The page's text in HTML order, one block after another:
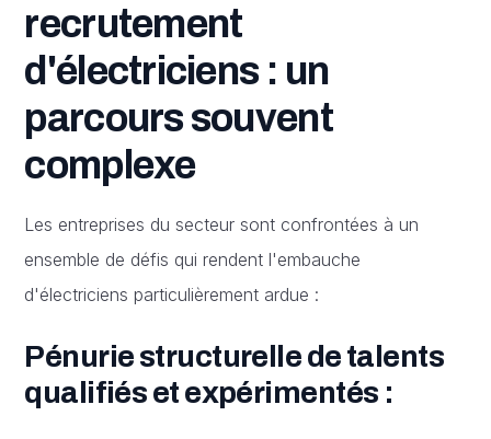
recrutement
d'électriciens : un
parcours souvent
complexe
Les entreprises du secteur sont confrontées à un
ensemble de défis qui rendent l'embauche
d'électriciens particulièrement ardue :
Pénurie structurelle de talents
qualifiés et expérimentés :